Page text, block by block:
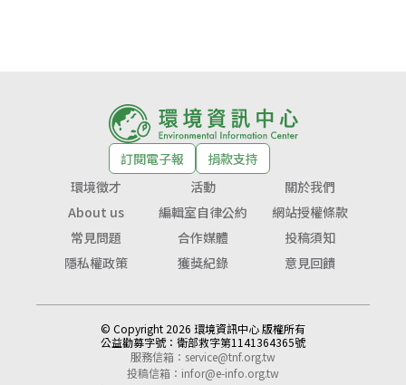
訂閱電子報
捐款支持
環境徵才
活動
關於我們
About us
編輯室自律公約
網站授權條款
常見問題
合作媒體
投稿須知
隱私權政策
獲獎紀錄 意見回饋
© Copyright 2026 環境資訊中心 版權所有
公益勸募字號： 衛部救字第1141364365號
服務信箱： service@tnf.org.tw
投稿信箱： infor@e-info.org.tw